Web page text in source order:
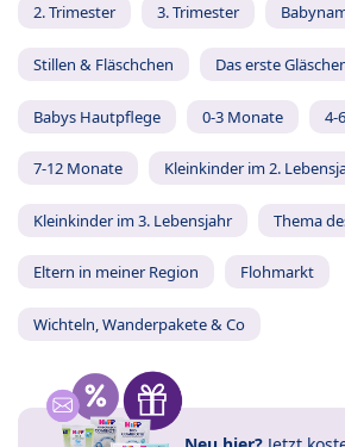
2. Trimester 3. Trimester
Stillen & Fläschchen Das erste
Babys Hautpflege 0-3 Monate 4-
7-12 Monate Kleinkinder im 2.
Kleinkinder im 3. Lebensjahr Thema
Eltern in meiner Region Flohmarkt
Wichteln, Wanderpakete & Co